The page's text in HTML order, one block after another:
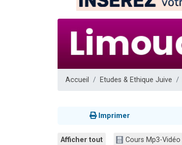
Accueil Etudes & Ethique Juive
Imprimer
Afficher tout Cours Mp3-Vidéo